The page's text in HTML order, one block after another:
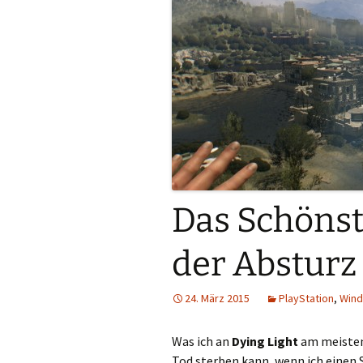
Das
der Absturz
24. März 2015 PlayStation,
Was ich an Dying Lightam